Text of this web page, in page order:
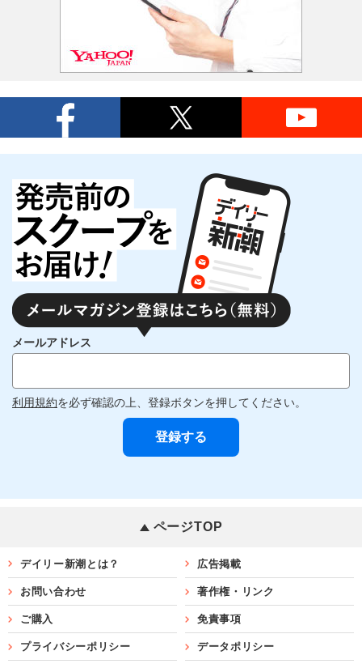
メールアドレス
利用規約を必ず確認の上、登録ボタンを押してください。
ページTOP
デイリー新潮とは？ 広告掲載
お問い合わせ 著作権・リンク
ご購入 免責事項
プライバシーポリシー データポリシー